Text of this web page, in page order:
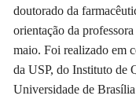
doutorado da
orientação da
maio. Foi realizado em
da USP, do Instituto de
Universidade de